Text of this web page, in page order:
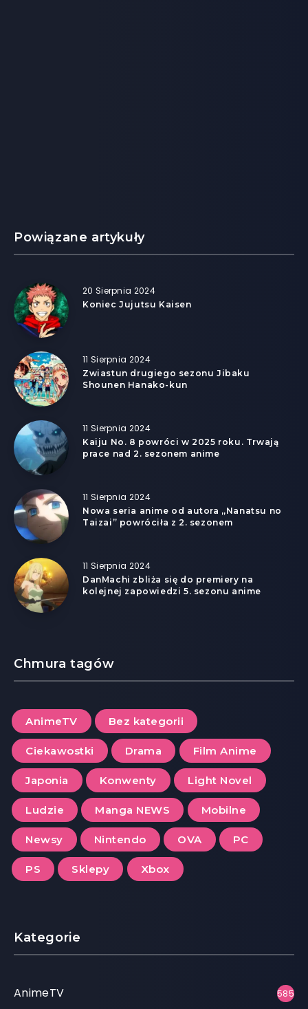
Powiązane artykuły
20 Sierpnia 2024
Koniec Jujutsu Kaisen
11 Sierpnia 2024
Zwiastun drugiego sezonu Jibaku
Shounen Hanako-kun
11 Sierpnia 2024
Kaiju No. 8 powróci w 2025 roku. Trwają
prace nad 2. sezonem anime
11 Sierpnia 2024
Nowa seria anime od autora „Nanatsu no
Taizai” powróciła z 2. sezonem
11 Sierpnia 2024
DanMachi zbliża się do premiery na
kolejnej zapowiedzi 5. sezonu anime
Chmura tagów
AnimeTV Bez kategorii
Ciekawostki Drama Film Anime
Japonia Konwenty Light Novel
Ludzie Manga NEWS Mobilne
Newsy Nintendo OVA PC
PS Sklepy Xbox
Kategorie
AnimeTV 585